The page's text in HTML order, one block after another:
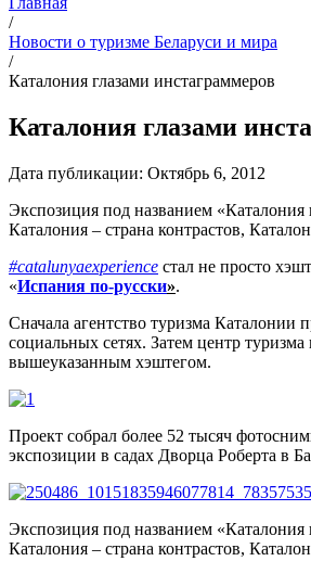
/
Новости о туризме Беларуси и мира
/
Каталония глазами инстаграммеров
Каталония глазами
Дата публикации: Октябрь 6, 2012
Экспозиция под названием «Каталония
Каталония – страна контрастов,
#catalunyaexperience стал не просто
«Испания по-русски».
Сначала агентство туризма Каталонии
социальных сетях. Затем центр
вышеуказанным хэштегом.
Проект собрал более 52 тысяч
экспозиции в садах Дворца Роберта в
Экспозиция под названием «Каталония
Каталония – страна контрастов,